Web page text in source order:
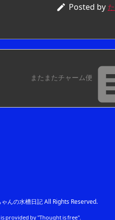
 Posted by
またまたチャーム便
んの水槽日記All Rights Reserved.
provided by "Thought is free".